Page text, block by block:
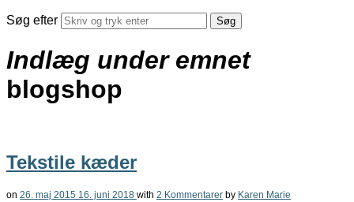
Søg efter
Indlæg under emnet
blogshop
Tekstile kæder
on 26. maj 2015 16. juni 2018 with 2 Kommentarer by Karen Marie